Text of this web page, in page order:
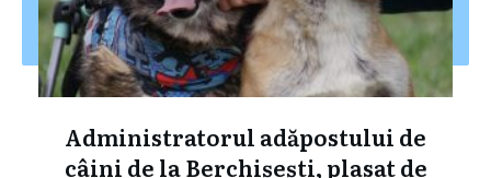
Administratorul adăpostului de
câini de la Berchișești, plasat de